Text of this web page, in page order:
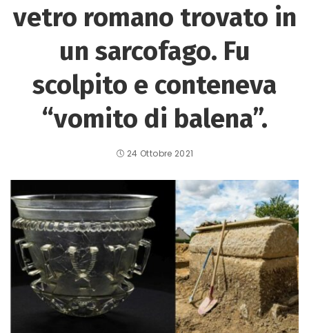
vetro romano trovato in
un sarcofago. Fu
scolpito e conteneva
“vomito di balena”.
24 Ottobre 2021